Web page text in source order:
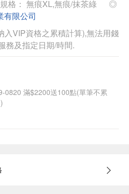
格： 無痕XL,無痕/抹茶綠
◎
有限公司
入VIP資格之累積計算),無法用錢
務及指定日期/時間.
0820 滿$2200送100點(單筆不累